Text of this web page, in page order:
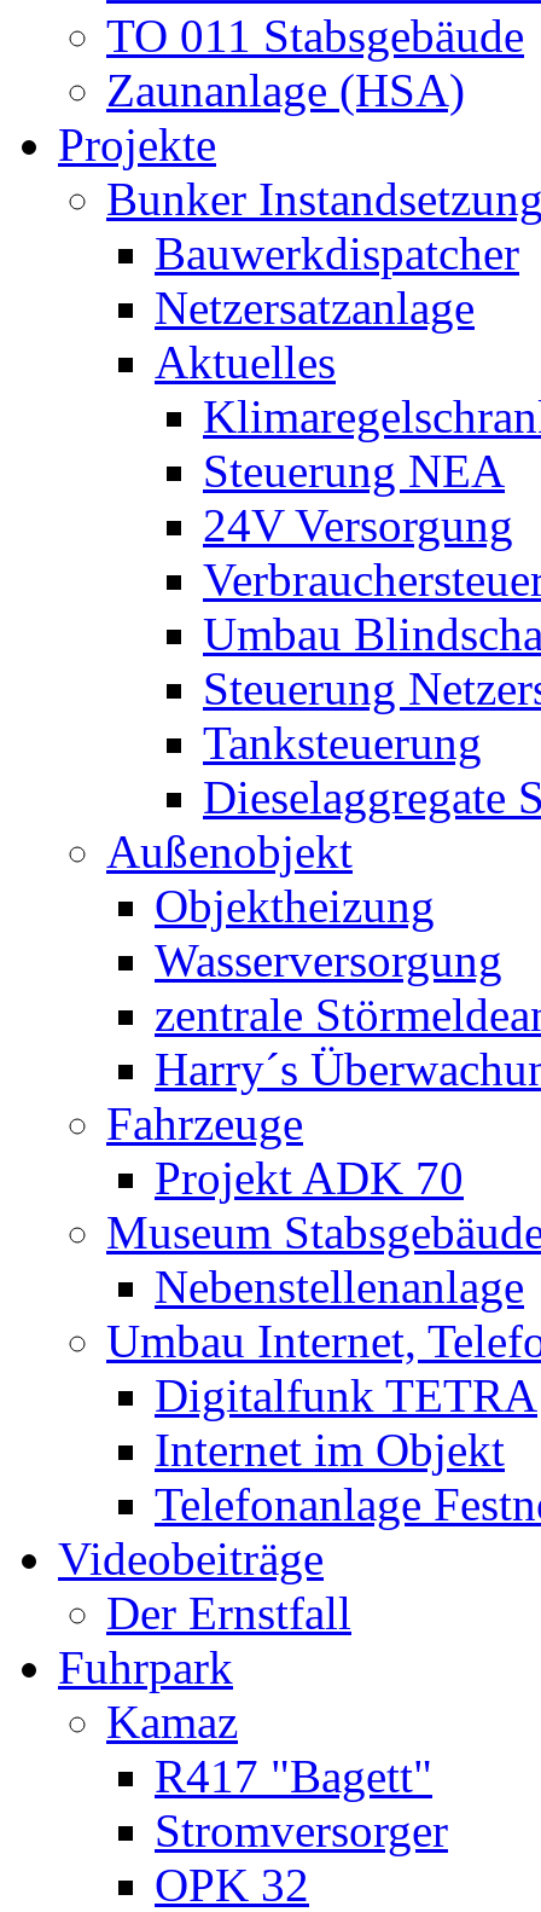
TO 011 Stabsgebäude
Zaunanlage (HSA)
Projekte
Bunker
Bauwerkdispatcher
Netzersatzanlage
Aktuelles
Steuerung NEA
24V Versorgung
Umbau
Steuerung
Tanksteuerung
Dieselaggregate
Außenobjekt
Objektheizung
Wasserversorgung
zentrale
Harry´s
Fahrzeuge
Projekt ADK 70
Museum
Nebenstellenanlage
Umbau Internet,
Digitalfunk TETRA
Internet im Objekt
Telefonanlage
Videobeiträge
Der Ernstfall
Fuhrpark
Kamaz
R417 "Bagett"
Stromversorger
OPK 32